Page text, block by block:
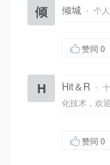
倾 倾城 · 个
赞同 0
H Hit＆R ·
化技术，欢
赞同 0